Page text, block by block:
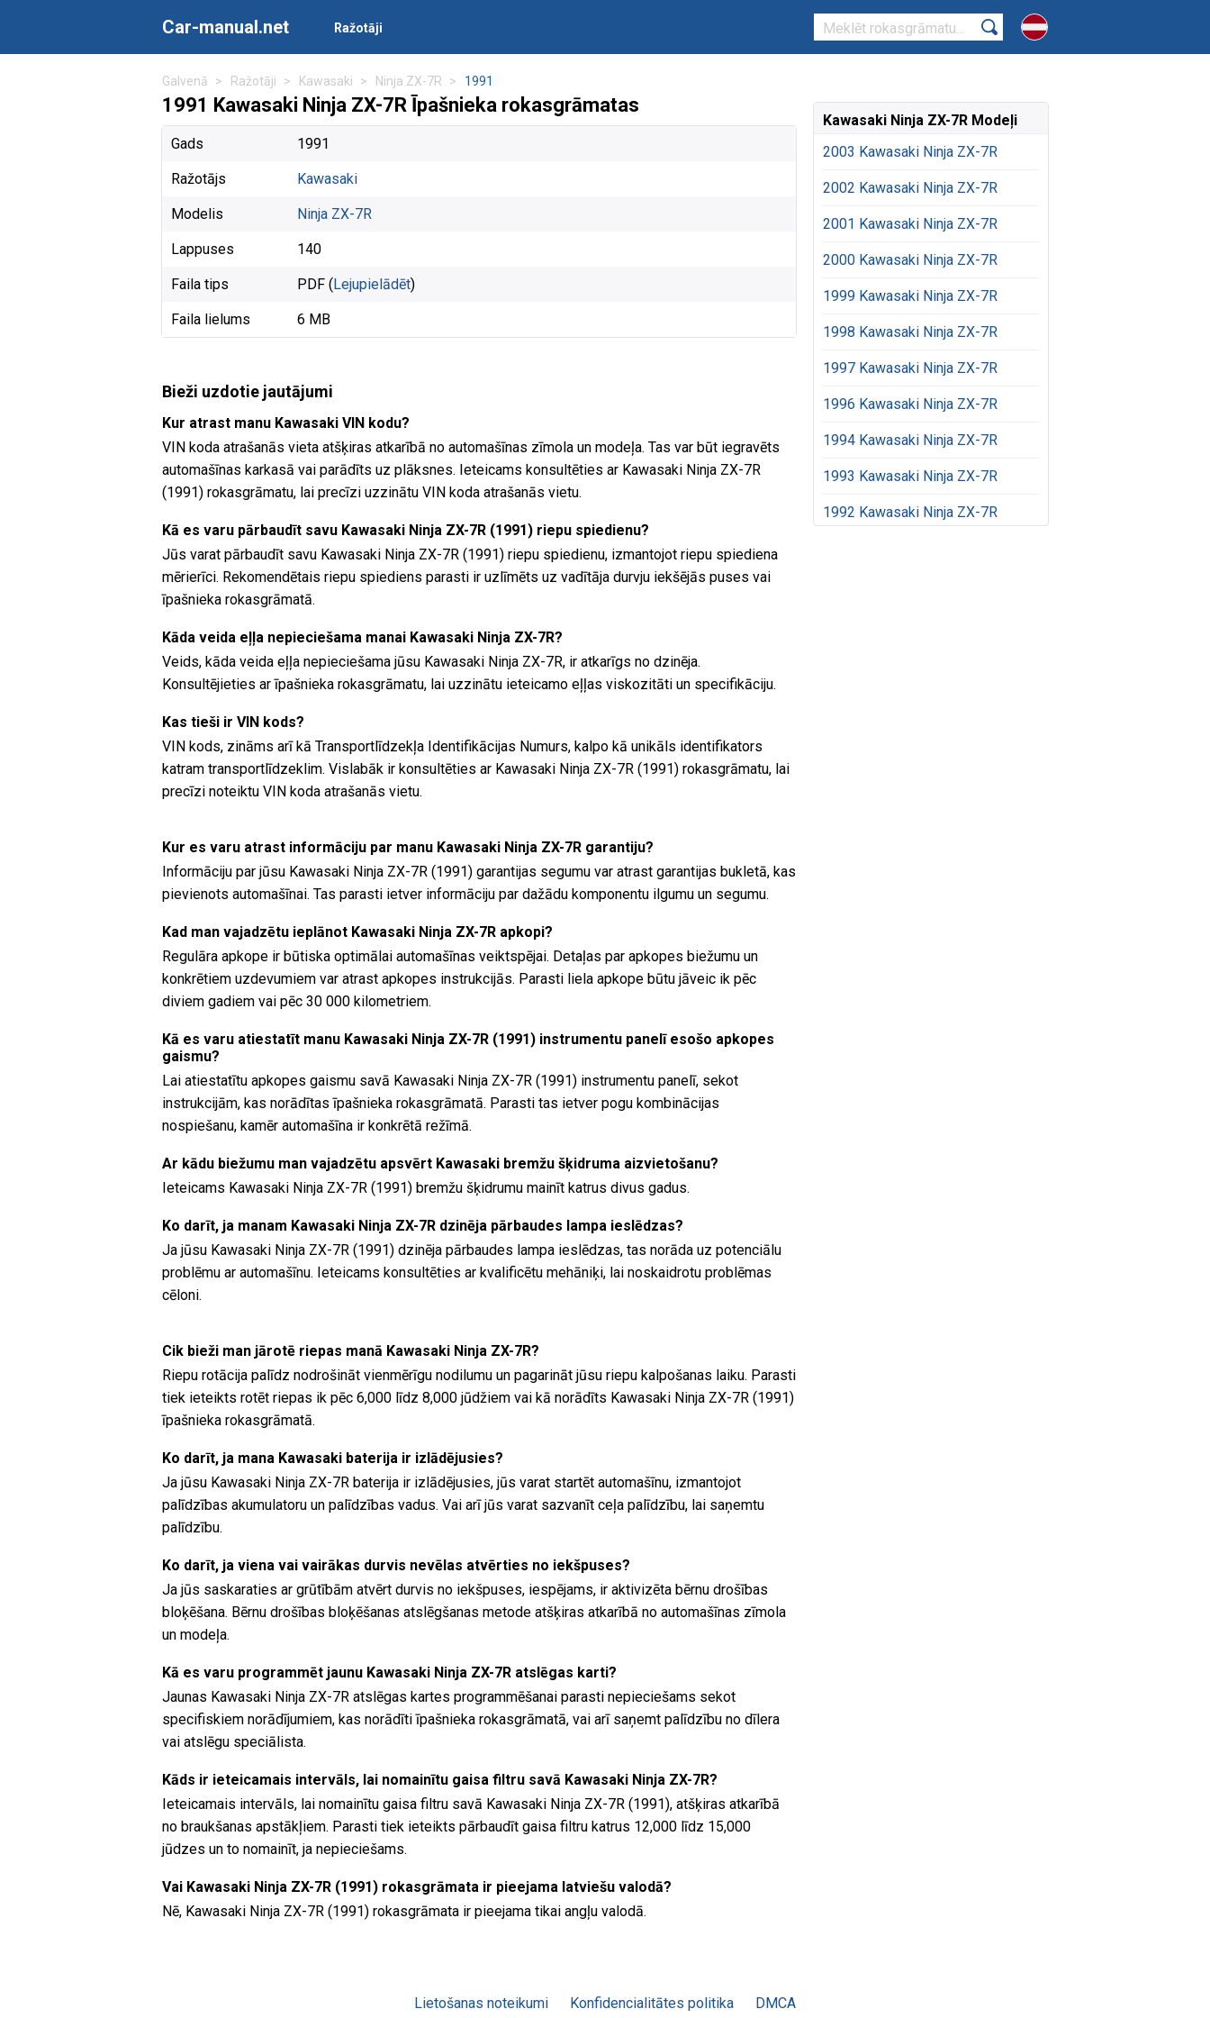
Car-manual.net Ražotāji
Galvenā Ražotāji Kawasaki Ninja ZX-7R 1991
1991 Kawasaki Ninja ZX-7R Īpašnieka rokasgrāmatas
Gads 1991
Ražotājs Kawasaki
Modelis Ninja ZX-7R
Lappuses 140
Faila tips PDF (Lejupielādēt)
Faila lielums 6 MB
Bieži uzdotie jautājumi
Kur atrast manu Kawasaki VIN kodu?
VIN koda atrašanās vieta atšķiras atkarībā no automašīnas zīmola un modeļa. Tas var būt iegravēts
automašīnas karkasā vai parādīts uz plāksnes. Ieteicams konsultēties ar Kawasaki Ninja ZX-7R
(1991) rokasgrāmatu, lai precīzi uzzinātu VIN koda atrašanās vietu.
Kā es varu pārbaudīt savu Kawasaki Ninja ZX-7R (1991) riepu spiedienu?
Jūs varat pārbaudīt savu Kawasaki Ninja ZX-7R (1991) riepu spiedienu, izmantojot riepu spiediena
mērierīci. Rekomendētais riepu spiediens parasti ir uzlīmēts uz vadītāja durvju iekšējās puses vai
īpašnieka rokasgrāmatā.
Kāda veida eļļa nepieciešama manai Kawasaki Ninja ZX-7R?
Veids, kāda veida eļļa nepieciešama jūsu Kawasaki Ninja ZX-7R, ir atkarīgs no dzinēja.
Konsultējieties ar īpašnieka rokasgrāmatu, lai uzzinātu ieteicamo eļļas viskozitāti un specifikāciju.
Kas tieši ir VIN kods?
VIN kods, zināms arī kā Transportlīdzekļa Identifikācijas Numurs, kalpo kā unikāls identifikators
katram transportlīdzeklim. Vislabāk ir konsultēties ar Kawasaki Ninja ZX-7R (1991) rokasgrāmatu, lai
precīzi noteiktu VIN koda atrašanās vietu.
Kur es varu atrast informāciju par manu Kawasaki Ninja ZX-7R garantiju?
Informāciju par jūsu Kawasaki Ninja ZX-7R (1991) garantijas segumu var atrast garantijas bukletā, kas
pievienots automašīnai. Tas parasti ietver informāciju par dažādu komponentu ilgumu un segumu.
Kad man vajadzētu ieplānot Kawasaki Ninja ZX-7R apkopi?
Regulāra apkope ir būtiska optimālai automašīnas veiktspējai. Detaļas par apkopes biežumu un
konkrētiem uzdevumiem var atrast apkopes instrukcijās. Parasti liela apkope būtu jāveic ik pēc
diviem gadiem vai pēc 30 000 kilometriem.
Kā es varu atiestatīt manu Kawasaki Ninja ZX-7R (1991) instrumentu panelī esošo apkopes
gaismu?
Lai atiestatītu apkopes gaismu savā Kawasaki Ninja ZX-7R (1991) instrumentu panelī, sekot
instrukcijām, kas norādītas īpašnieka rokasgrāmatā. Parasti tas ietver pogu kombinācijas
nospiešanu, kamēr automašīna ir konkrētā režīmā.
Ar kādu biežumu man vajadzētu apsvērt Kawasaki bremžu šķidruma aizvietošanu?
Ieteicams Kawasaki Ninja ZX-7R (1991) bremžu šķidrumu mainīt katrus divus gadus.
Ko darīt, ja manam Kawasaki Ninja ZX-7R dzinēja pārbaudes lampa ieslēdzas?
Ja jūsu Kawasaki Ninja ZX-7R (1991) dzinēja pārbaudes lampa ieslēdzas, tas norāda uz potenciālu
problēmu ar automašīnu. Ieteicams konsultēties ar kvalificētu mehāniķi, lai noskaidrotu problēmas
cēloni.
Cik bieži man jārotē riepas manā Kawasaki Ninja ZX-7R?
Riepu rotācija palīdz nodrošināt vienmērīgu nodilumu un pagarināt jūsu riepu kalpošanas laiku. Parasti
tiek ieteikts rotēt riepas ik pēc 6,000 līdz 8,000 jūdžiem vai kā norādīts Kawasaki Ninja ZX-7R (1991)
īpašnieka rokasgrāmatā.
Ko darīt, ja mana Kawasaki baterija ir izlādējusies?
Ja jūsu Kawasaki Ninja ZX-7R baterija ir izlādējusies, jūs varat startēt automašīnu, izmantojot
palīdzības akumulatoru un palīdzības vadus. Vai arī jūs varat sazvanīt ceļa palīdzību, lai saņemtu
palīdzību.
Ko darīt, ja viena vai vairākas durvis nevēlas atvērties no iekšpuses?
Ja jūs saskaraties ar grūtībām atvērt durvis no iekšpuses, iespējams, ir aktivizēta bērnu drošības
bloķēšana. Bērnu drošības bloķēšanas atslēgšanas metode atšķiras atkarībā no automašīnas zīmola
un modeļa.
Kā es varu programmēt jaunu Kawasaki Ninja ZX-7R atslēgas karti?
Jaunas Kawasaki Ninja ZX-7R atslēgas kartes programmēšanai parasti nepieciešams sekot
specifiskiem norādījumiem, kas norādīti īpašnieka rokasgrāmatā, vai arī saņemt palīdzību no dīlera
vai atslēgu speciālista.
Kāds ir ieteicamais intervāls, lai nomainītu gaisa filtru savā Kawasaki Ninja ZX-7R?
Ieteicamais intervāls, lai nomainītu gaisa filtru savā Kawasaki Ninja ZX-7R (1991), atšķiras atkarībā
no braukšanas apstākļiem. Parasti tiek ieteikts pārbaudīt gaisa filtru katrus 12,000 līdz 15,000
jūdzes un to nomainīt, ja nepieciešams.
Vai Kawasaki Ninja ZX-7R (1991) rokasgrāmata ir pieejama latviešu valodā?
Nē, Kawasaki Ninja ZX-7R (1991) rokasgrāmata ir pieejama tikai angļu valodā.
Kawasaki Ninja ZX-7R Modeļi
2003 Kawasaki Ninja ZX-7R
2002 Kawasaki Ninja ZX-7R
2001 Kawasaki Ninja ZX-7R
2000 Kawasaki Ninja ZX-7R
1999 Kawasaki Ninja ZX-7R
1998 Kawasaki Ninja ZX-7R
1997 Kawasaki Ninja ZX-7R
1996 Kawasaki Ninja ZX-7R
1994 Kawasaki Ninja ZX-7R
1993 Kawasaki Ninja ZX-7R
1992 Kawasaki Ninja ZX-7R
Lietošanas noteikumi Konfidencialitātes politika DMCA